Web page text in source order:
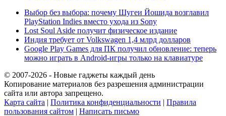
Выбор без выбора: почему Шугеи Йошида возглавил
PlayStation Indies вместо ухода из Sony
Lost Soul Aside получит физическое издание
Индия требует от Volkswagen 1,4 млрд долларов
Google Play Games для ПК получил обновление: теперь
можно играть в Android-игры только на клавиатуре
© 2007-2026 - Новые гаджеты каждый день
Копирование материалов без разрешения администрации
сайта или автора запрещено.
Карта сайта | Политика конфиденциальности | Правила
пользования сайтом | Написать письмо